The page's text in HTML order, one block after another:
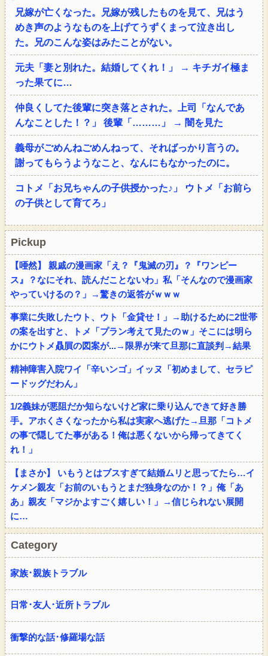
兄嫁が亡くなった。兄嫁が残したものを見て、兄はう
めき声のようなものを上げてうずくまって泣き出し
た。兄のこんな姿はみたことがない。
元夫「妻と別れた。結婚してくれ！」 → キチガイ極ま
った果てに…
仲良くしてた後輩に突き落とされた。上司「なんであ
んなことした！？」 後輩「………」 → 闇を見た
義母がごめんねごめんねって、そればっかり言うの。
謝ってもらうようなこと、なんにもなかったのに。
コトメ「お兄ちゃんの子供授かった♪」 ウトメ「お前ら
の子供として育てろ」
Pickup
【唖然】 親戚の漫画家「え？『鬼滅の刃』？『ワンピー
ス』？なにそれ、読んだことないわ」私「そんなので漫画家
やっていけるの？」→驚きの返答がｗｗｗ
事業に失敗したウト、ウト「金貸せ！」→助けるために2世帯
の案を出すと、トメ「プラン考えて見たのｗ」そこには明ら
かにウトメ贔屓の図案が...→限界が来て旦那に直談判→結果
精神障害入院ワイ「辛いンゴ」イッヌ「初めまして、セラピ
ードッグだわん」
1/2義妹が悪阻だか知らないけど家に乗り込んできて好き勝
手。アホくさくなったから私は実家へ逃げた→旦那「コトメ
の事で隠してた事がある！俺は悪くないから帰ってきてく
れ！」
【まさか】 いもうとはブスすぎて結婚ムリと思ってたら…イ
ケメン親友「お前のいもうとまだ独身なのか！？」俺「あ
あ」親友「マジかよすごく嬉しい！」→信じられない展開
に…
Category
家族･親族トラブル
日常･友人･近所トラブル
衝撃的な話･修羅場な話